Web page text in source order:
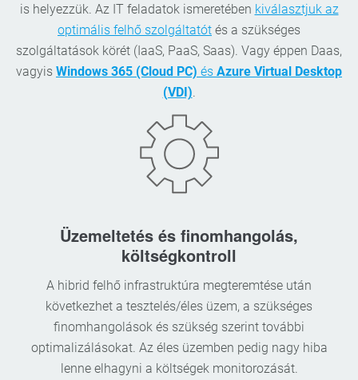
is helyezzük. Az IT feladatok ismeretében kiválasztjuk az
optimális felhő szolgáltatót és a szükséges
szolgáltatások körét (IaaS, PaaS, Saas). Vagy éppen Daas,
vagyis Windows 365 (Cloud PC) és Azure Virtual Desktop
(VDI).
Üzemeltetés és finomhangolás,
költségkontroll
A hibrid felhő infrastruktúra megteremtése után
következhet a tesztelés/éles üzem, a szükséges
finomhangolások és szükség szerint további
optimalizálásokat. Az éles üzemben pedig nagy hiba
lenne elhagyni a költségek monitorozását.